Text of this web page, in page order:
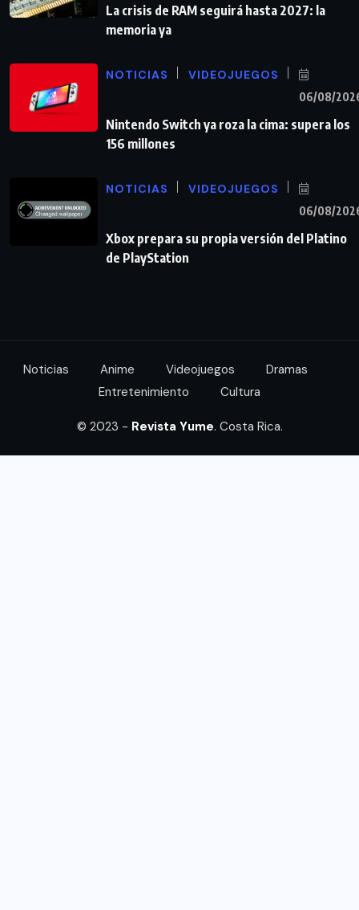
La crisis de RAM seguirá hasta 2027: la
memoria ya
NOTICIAS VIDEOJUEGOS
06/08/
Nintendo Switch ya roza la cima: supera los
156 millones
NOTICIAS VIDEOJUEGOS
06/08/
Xbox prepara su propia versión del Platino
de PlayStation
Noticias Anime Videojuegos
Dramas
Entretenimiento
Cultura
© 2023 - Revista Yume. Costa Rica.